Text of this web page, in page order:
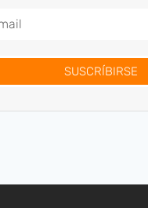
SUSCRÍBIRSE